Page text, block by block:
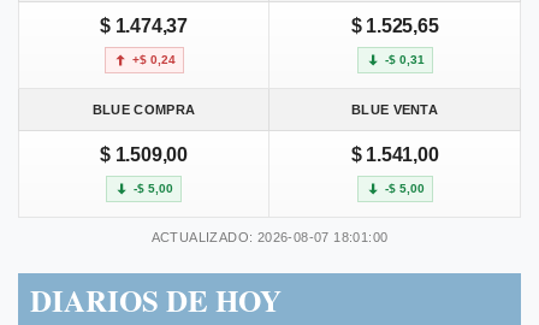
$ 1.474,37
+$ 0,24
$ 1.525,65
-$ 0,31
BLUE COMPRA BLUE VENTA
$ 1.509,00
-$ 5,00
$ 1.541,00
-$ 5,00
ACTUALIZADO: 2026-08-07 18:01:00
DIARIOS DE HOY